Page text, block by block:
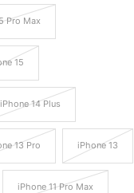
Pro Max
15
iPhone 14 Plus
13 Pro iPhone 13
iPhone 11 Pro Max